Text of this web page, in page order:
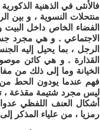
فالأنثى في الذهنية
منتحلات النسوية ، و بين
الفضاء الخاص داخل البيت
الاجتماعي . و هي مجرد
الرجل ، بما يحيل إليه
القذارة . و هي كائن
الخيانة وما إلى ذلك من
فهم عندما يودون الحط من
ليس مجرد شتيمة مقذعة ،
أشكال العنف اللفظي
رمزيا ، من علياء المذكر